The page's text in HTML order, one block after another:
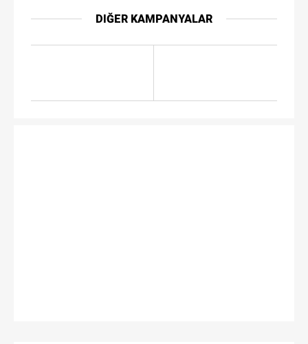
DIĞER KAMPANYALAR